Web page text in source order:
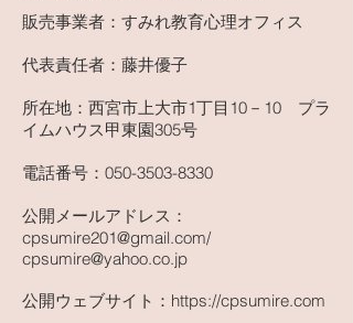
販売事業者：すみれ教育心理オフィス
代表責任者：藤井優子
所在地：西宮市上大市1丁目10－10 プラ
イムハウス甲東園305号
電話番号：050-3503-8330
公開メールアドレス：
cpsumire201@gmail.com/
cpsumire@yahoo.co.jp
公開ウェブサイト： https://cpsumire.com